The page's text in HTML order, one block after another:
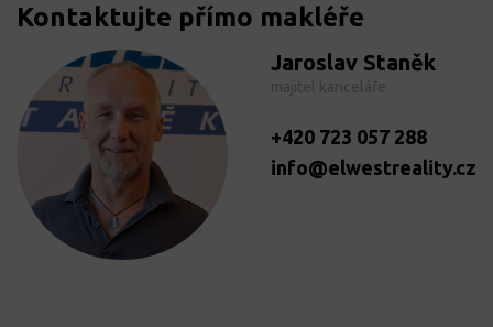
Kontaktujte přímo makléře
Jaroslav Staněk
+420 723 057 288
info@elwestreality.cz